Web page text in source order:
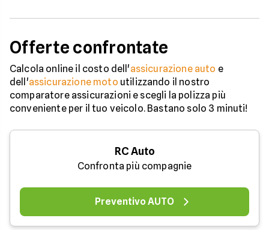
Offerte confrontate
Calcola online il costo dell'assicurazione auto e
dell'assicurazione moto utilizzando il nostro
comparatore assicurazioni e scegli la polizza più
conveniente per il tuo veicolo. Bastano solo 3 minuti!
RC Auto
Confronta più compagnie
Preventivo AUTO